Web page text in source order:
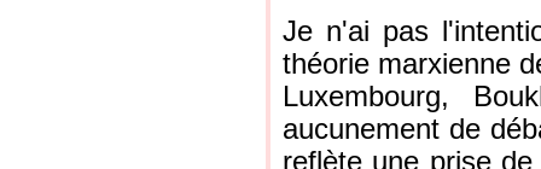
Je n'ai pas
théorie marxienne
Luxembourg,
aucunement de
reflète une prise